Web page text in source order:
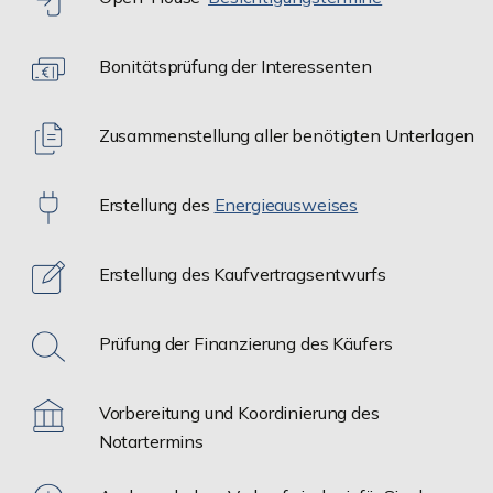
Bonitätsprüfung der Interessenten
Zusammenstellung aller benötigten Unterlagen
Erstellung des Energieausweises
Erstellung des Kaufvertragsentwurfs
Prüfung der Finanzierung des Käufers
Vorbereitung und Koordinierung des
Notartermins